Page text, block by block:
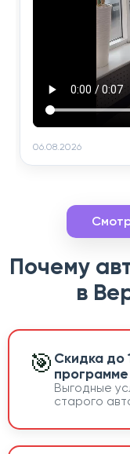
06.08.2026
Почему
в
🎯 Скидка до
Выгодные
старого